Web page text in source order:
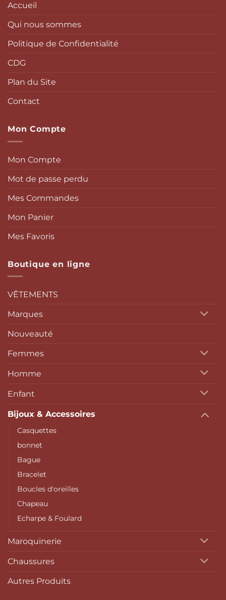
Accueil
Qui nous sommes
Politique de Confidentialité
CDG
Plan du Site
Contact
Mon Compte
Mon Compte
Mot de passe perdu
Mes Commandes
Mon Panier
Mes Favoris
Boutique en ligne
VÊTEMENTS
Marques
Nouveauté
Femmes
Homme
Enfant
Bijoux & Accessoires
Casquettes
bonnet
Bague
Bracelet
Boucles d'oreilles
Chapeau
Echarpe & Foulard
Maroquinerie
Chaussures
Autres Produits